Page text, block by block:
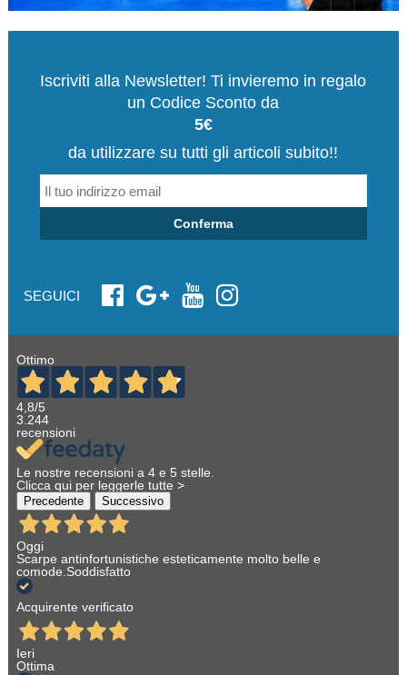
Iscriviti alla Newsletter! Ti invieremo in regalo
un Codice Sconto da
5€
da utilizzare su tutti gli articoli subito!!
Conferma
SEGUICI
Ottimo
4,8/5
3.244
recensioni
Le nostre recensioni a 4 e 5 stelle.
Clicca qui per leggerle tutte >
Precedente Successivo
Oggi
Scarpe antinfortunistiche esteticamente molto belle e
comode.Soddisfatto
Acquirente verificato
Ieri
Ottima